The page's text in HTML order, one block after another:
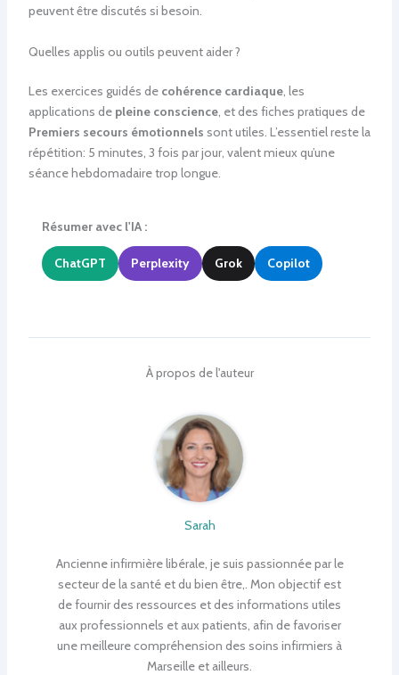
peuvent être discutés si besoin.
Quelles applis ou outils peuvent aider ?
Les exercices guidés de cohérence cardiaque, les
applications de pleine conscience, et des fiches pratiques de
Premiers secours émotionnels sont utiles. L’essentiel reste la
répétition: 5 minutes, 3 fois par jour, valent mieux qu’une
séance hebdomadaire trop longue.
Résumer avec l'IA :
ChatGPT Perplexity Grok Copilot
À propos de l'auteur
Sarah
Ancienne infirmière libérale, je suis passionnée par le
secteur de la santé et du bien être,. Mon objectif est
de fournir des ressources et des informations utiles
aux professionnels et aux patients, afin de favoriser
une meilleure compréhension des soins infirmiers à
Marseille et ailleurs.